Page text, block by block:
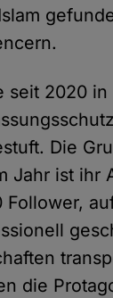
seit 2020
Die
Jahr ist ihr
Follower,
die